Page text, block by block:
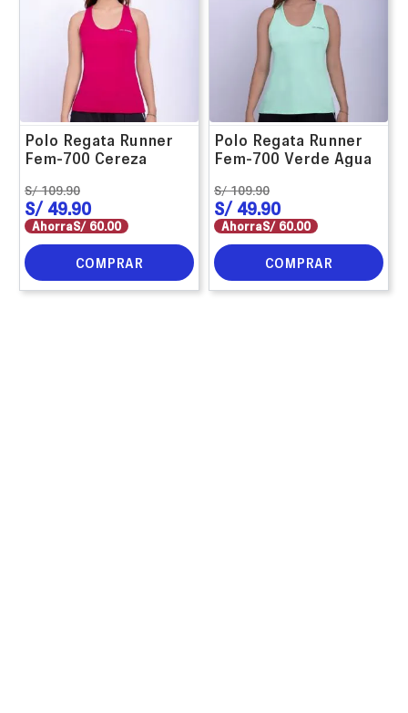
Polo Regata Runner
Fem-700 Cereza
S/ 109.90
S/ 49.90
AhorraS/ 60.00
COMPRAR
Polo Regata Runner
Fem-700 Verde Agua
S/ 109.90
S/ 49.90
AhorraS/ 60.00
COMPRAR